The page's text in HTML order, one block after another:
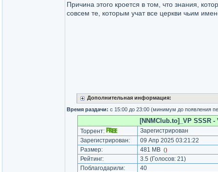
Причина этого кроется в том, что знания,
совсем те, которым учат все церкви чьим
Дополнительная информация:
Время раздачи: c 15:00 до 23:00 (минимум до появления
[NNMClub.to]_VP SSSR
Торрент:
Зарегистрирован
Зарегистрирован:
09 Апр 2025 03:21:22
Размер:
481 MB ()
Рейтинг: 3.5 (Голосов: 21)
Поблагодарили:
40